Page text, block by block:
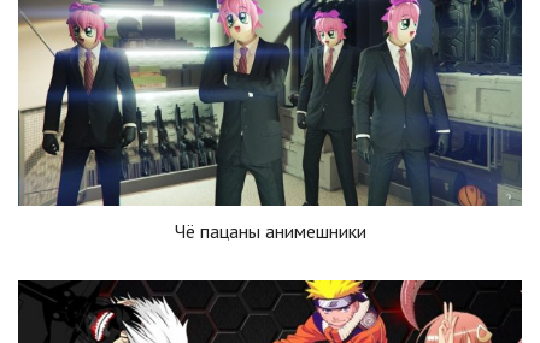
Чё пацаны анимешники